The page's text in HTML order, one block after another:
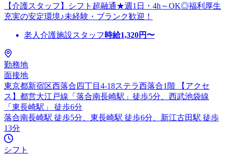
【介護スタッフ】シフト超融通★週1日・4h～OK◎福利厚生
充実の安定環境♪未経験・ブランク歓迎！
老人介護施設スタッフ 時給1,320円〜
勤務地
面接地
東京都新宿区西落合四丁目4-18ステラ西落合1階 【アクセ
ス】都営大江戸線「落合南長崎駅」徒歩5分、西武池袋線
「東長崎駅」 徒歩6分
落合南長崎駅 徒歩5分、東長崎駅 徒歩6分、新江古田駅 徒歩
13分
シフト